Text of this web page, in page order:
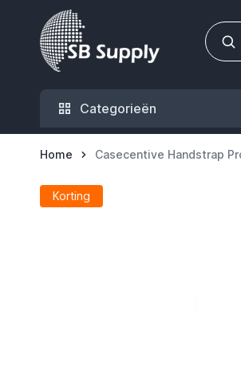
Ga naar de inhoud
Categorieën
Home Casecentive Handstrap
Korting